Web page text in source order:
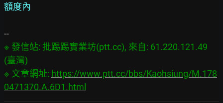
額度內
※ 發信站: 批踢踢實業坊(ptt.cc), 來自: 61.220.121.49
(臺灣)
※ 文章網址: https://www.ptt.cc/bbs/Kaohsiung/M.178
0471370.A.6D1.html